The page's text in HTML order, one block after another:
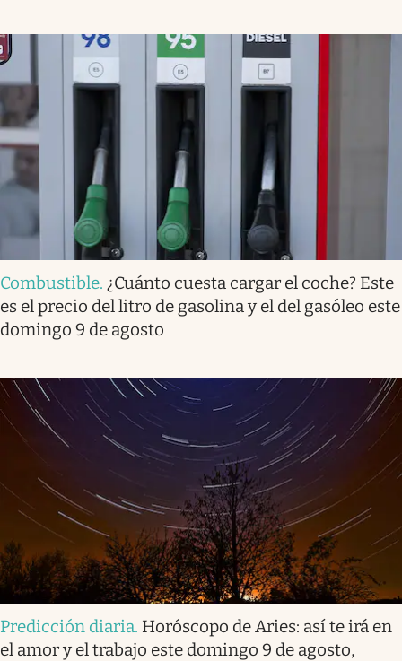
Combustible. ¿Cuánto cuesta cargar el coche? Este
es el precio del litro de gasolina y el del gasóleo este
domingo 9 de agosto
Predicción diaria. Horóscopo de Aries: así te irá en
el amor y el trabajo este domingo 9 de agosto,